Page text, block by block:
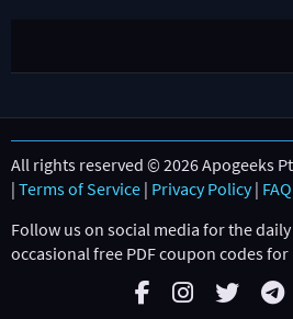
All rights reserved © 2026 Apogeeks
| Terms of Service | Privacy Policy| FAQ
Follow us on social media for the
occasional free PDF coupon codes